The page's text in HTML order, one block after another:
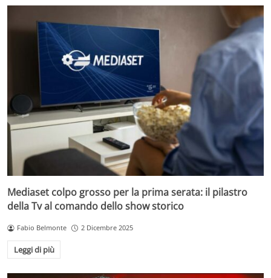
Mediaset colpo grosso per la prima serata: il pilastro
della Tv al comando dello show storico
Fabio Belmonte 2 Dicembre 2025
Leggi di più